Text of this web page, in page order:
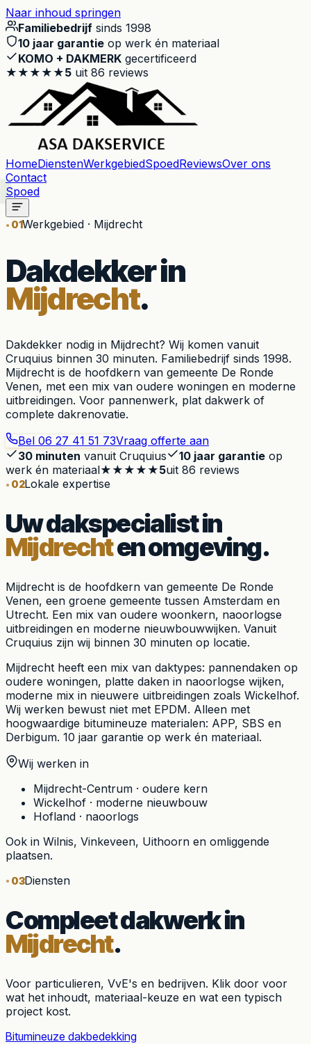
Naar inhoud springen
Familiebedrijf sinds 1998
10 jaar garantie op werk én materiaal
KOMO + DAKMERK gecertificeerd
★★★★★5 uit 86 reviews
HomeDienstenWerkgebiedSpoedReviewsOver ons
Contact
Spoed
01Werkgebied · Mijdrecht
Dakdekker in
Mijdrecht.
Dakdekker nodig in Mijdrecht? Wij komen vanuit
Cruquius binnen 30 minuten. Familiebedrijf sinds 1998.
Mijdrecht is de hoofdkern van gemeente De Ronde
Venen, met een mix van oudere woningen en moderne
uitbreidingen. Voor pannenwerk, plat dakwerk of
complete dakrenovatie.
Bel 06 27 41 51 73Vraag offerte aan
30 minuten vanuit Cruquius 10 jaar garantie op
werk én materiaal★★★★★5uit 86 reviews
02Lokale expertise
Uw dakspecialist in
Mijdrechten omgeving.
Mijdrecht is de hoofdkern van gemeente De Ronde
Venen, een groene gemeente tussen Amsterdam en
Utrecht. Een mix van oudere woonkern, naoorlogse
uitbreidingen en moderne nieuwbouwwijken. Vanuit
Cruquius zijn wij binnen 30 minuten op locatie.
Mijdrecht heeft een mix van daktypes: pannendaken op
oudere woningen, platte daken in naoorlogse wijken,
moderne mix in nieuwere uitbreidingen zoals Wickelhof.
Wij werken bewust niet met EPDM. Alleen met
hoogwaardige bitumineuze materialen: APP, SBS en
Derbigum. 10 jaar garantie op werk én materiaal.
Wij werken in
Mijdrecht-Centrum · oudere kern
Wickelhof · moderne nieuwbouw
Hofland · naoorlogs
Ook in Wilnis, Vinkeveen, Uithoorn en omliggende
plaatsen.
03Diensten
Compleet dakwerk in
Mijdrecht.
Voor particulieren, VvE's en bedrijven. Klik door voor
wat het inhoudt, materiaal-keuze en wat een typisch
project kost.
Bitumineuze dakbedekking